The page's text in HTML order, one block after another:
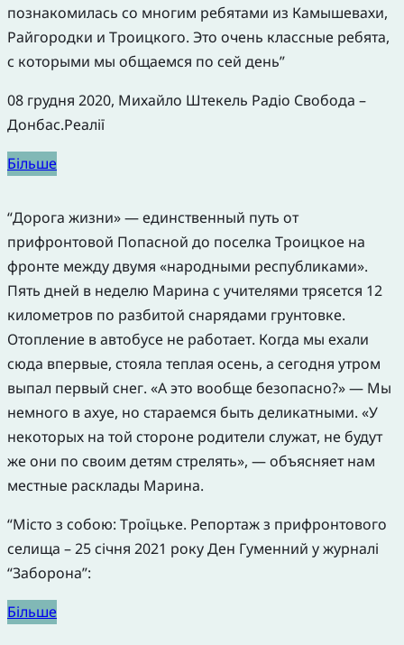
познакомилась со многим ребятами из Камышевахи,
Райгородки и Троицкого. Это очень классные ребята,
с которыми мы общаемся по сей день”
08 грудня 2020, Михайло Штекель Радіо Свобода –
Донбас.Реалії
Більше
“Дорога жизни» — единственный путь от
прифронтовой Попасной до поселка Троицкое на
фронте между двумя «народными республиками».
Пять дней в неделю Марина с учителями трясется 12
километров по разбитой снарядами грунтовке.
Отопление в автобусе не работает. Когда мы ехали
сюда впервые, стояла теплая осень, а сегодня утром
выпал первый снег. «А это вообще безопасно?» — Мы
немного в ахуе, но стараемся быть деликатными. «У
некоторых на той стороне родители служат, не будут
же они по своим детям стрелять», — объясняет нам
местные расклады Марина.
“Місто з собою: Троїцьке. Репортаж з прифронтового
селища – 25 січня 2021 року Ден Гуменний у журналі
“Заборона”:
Більше